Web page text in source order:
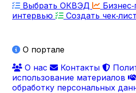
Выбрать ОКВЭД
интервью
Создать чек‑лист
О портале
О нас
Контакты
использование материалов
обработку персональных